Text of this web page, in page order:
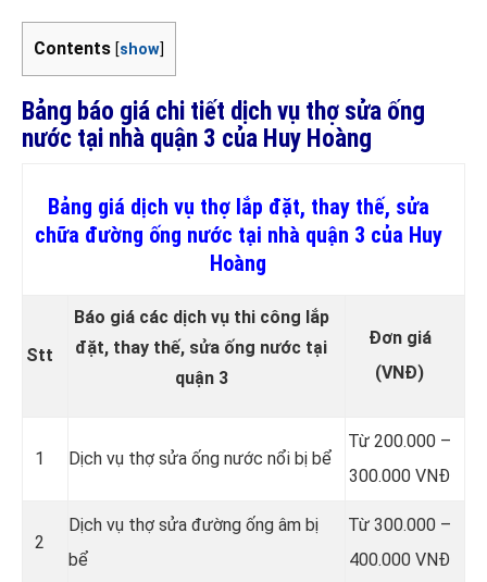
Contents [show]
Bảng báo giá chi tiết dịch vụ thợ sửa ống
nước tại nhà quận 3 của Huy Hoàng
Bảng giá dịch vụ thợ lắp đặt, thay thế, sửa
chữa đường ống nước tại nhà quận 3 của Huy
Hoàng
Stt
Báo giá các dịch vụ thi công lắp
đặt, thay thế, sửa ống nước tại
quận 3
Đơn giá
(VNĐ)
1 Dịch vụ thợ sửa ống nước nổi bị bể
Từ 200.000 –
300.000 VNĐ
2
Dịch vụ thợ sửa đường ống âm bị
bể
Từ 300.000 –
400.000 VNĐ